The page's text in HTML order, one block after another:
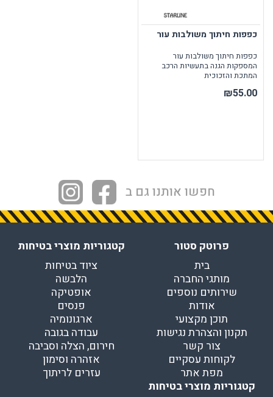
כפפות חיתוך משולבות עור
כפפות חיתוך משולבות עור
המספקות הגנה בתעשיות הרכב
המתכת והזכוכית
₪55.00
חפשו אותנו גם ב
פרוטק סטור
בית
מותגי החברה
שירותים נוספים
אודות
תוכן מקצועי
תקנון והצהרת נגישות
צור קשר
לקוחות עסקיים
מפת אתר
קטגוריות מוצרי בטיחות
ציוד בטיחות
הלבשה
אופטיקה
פנסים
ארגונומיה
עבודה בגובה
חירום, הצלה וסביבה
אזהרה וסימון
עזרים לריתוך
קטגוריות מוצרי בטיחות